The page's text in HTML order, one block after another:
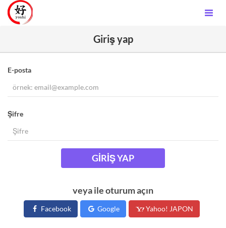
Giriş yap
E-posta
Şifre
GIRIŞ YAP
veya ile oturum açın
Facebook Google Yahoo! JAPON